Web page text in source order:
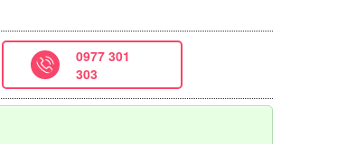
0977 301
303